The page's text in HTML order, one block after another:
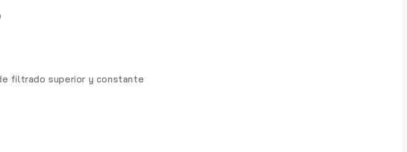
filtrado superior y constante